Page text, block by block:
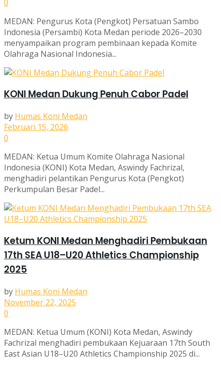
0
MEDAN: Pengurus Kota (Pengkot) Persatuan Sambo
Indonesia (Persambi) Kota Medan periode 2026–2030
menyampaikan program pembinaan kepada Komite
Olahraga Nasional Indonesia...
KONI Medan Dukung Penuh Cabor Padel
by Humas Koni Medan
Februari 15, 2026
0
MEDAN: Ketua Umum Komite Olahraga Nasional
Indonesia (KONI) Kota Medan, Aswindy Fachrizal,
menghadiri pelantikan Pengurus Kota (Pengkot)
Perkumpulan Besar Padel...
Ketum KONI Medan Menghadiri Pembukaan
17th SEA U18–U20 Athletics Championship
2025
by Humas Koni Medan
November 22, 2025
0
MEDAN: Ketua Umum (KONI) Kota Medan, Aswindy
Fachrizal menghadiri pembukaan Kejuaraan 17th South
East Asian U18–U20 Athletics Championship 2025 di...